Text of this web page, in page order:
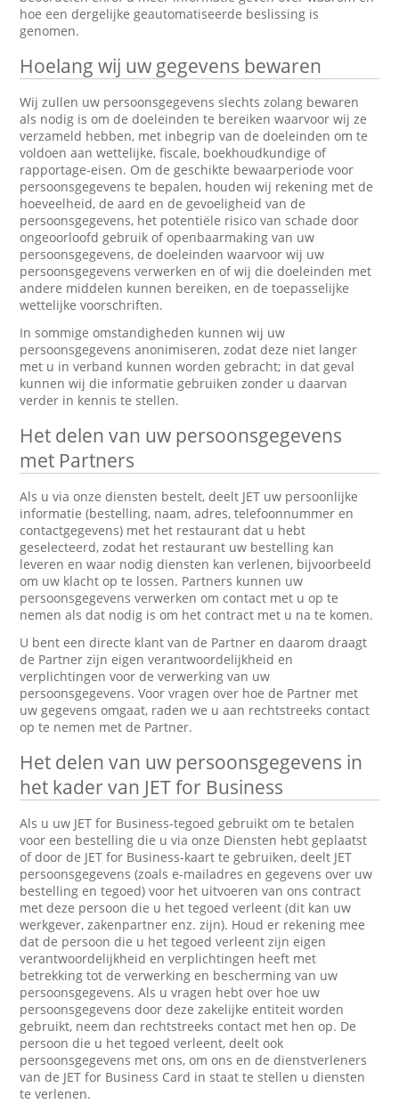
hoe een dergelijke geautomatiseerde beslissing is
genomen.
Hoelang wij uw gegevens bewaren
Wij zullen uw persoonsgegevens slechts zolang bewaren
als nodig is om de doeleinden te bereiken waarvoor wij ze
verzameld hebben, met inbegrip van de doeleinden om te
voldoen aan wettelijke, fiscale, boekhoudkundige of
rapportage-eisen. Om de geschikte bewaarperiode voor
persoonsgegevens te bepalen, houden wij rekening met de
hoeveelheid, de aard en de gevoeligheid van de
persoonsgegevens, het potentiële risico van schade door
ongeoorloofd gebruik of openbaarmaking van uw
persoonsgegevens, de doeleinden waarvoor wij uw
persoonsgegevens verwerken en of wij die doeleinden met
andere middelen kunnen bereiken, en de toepasselijke
wettelijke voorschriften.
In sommige omstandigheden kunnen wij uw
persoonsgegevens anonimiseren, zodat deze niet langer
met u in verband kunnen worden gebracht; in dat geval
kunnen wij die informatie gebruiken zonder u daarvan
verder in kennis te stellen.
Het delen van uw persoonsgegevens
met Partners
Als u via onze diensten bestelt, deelt JET uw persoonlijke
informatie (bestelling, naam, adres, telefoonnummer en
contactgegevens) met het restaurant dat u hebt
geselecteerd, zodat het restaurant uw bestelling kan
leveren en waar nodig diensten kan verlenen, bijvoorbeeld
om uw klacht op te lossen. Partners kunnen uw
persoonsgegevens verwerken om contact met u op te
nemen als dat nodig is om het contract met u na te komen.
U bent een directe klant van de Partner en daarom draagt
de Partner zijn eigen verantwoordelijkheid en
verplichtingen voor de verwerking van uw
persoonsgegevens. Voor vragen over hoe de Partner met
uw gegevens omgaat, raden we u aan rechtstreeks contact
op te nemen met de Partner.
Het delen van uw persoonsgegevens in
het kader van JET for Business
Als u uw JET for Business-tegoed gebruikt om te betalen
voor een bestelling die u via onze Diensten hebt geplaatst
of door de JET for Business-kaart te gebruiken, deelt JET
persoonsgegevens (zoals e-mailadres en gegevens over uw
bestelling en tegoed) voor het uitvoeren van ons contract
met deze persoon die u het tegoed verleent (dit kan uw
werkgever, zakenpartner enz. zijn). Houd er rekening mee
dat de persoon die u het tegoed verleent zijn eigen
verantwoordelijkheid en verplichtingen heeft met
betrekking tot de verwerking en bescherming van uw
persoonsgegevens. Als u vragen hebt over hoe uw
persoonsgegevens door deze zakelijke entiteit worden
gebruikt, neem dan rechtstreeks contact met hen op. De
persoon die u het tegoed verleent, deelt ook
persoonsgegevens met ons, om ons en de dienstverleners
van de JET for Business Card in staat te stellen u diensten
te verlenen.